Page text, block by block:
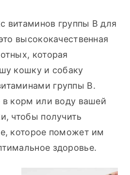
витаминов группы В для
высококачественная
которая
кошку и собаку
группы В.
в корм или воду вашей
чтобы получить
которое поможет им
здоровье.